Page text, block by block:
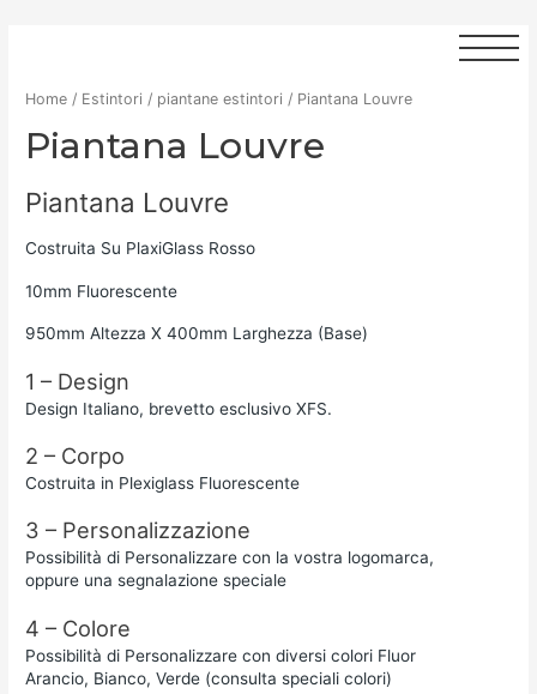
Home / Estintori / piantane estintori / Piantana Louvre
Piantana Louvre
Piantana Louvre
Costruita Su PlaxiGlass Rosso
10mm Fluorescente
950mm Altezza X 400mm Larghezza (Base)
1 – Design
Design Italiano, brevetto esclusivo XFS.
2 – Corpo
Costruita in Plexiglass Fluorescente
3 – Personalizzazione
Possibilità di Personalizzare con la vostra logomarca,
oppure una segnalazione speciale
4 – Colore
Possibilità di Personalizzare con diversi colori Fluor
Arancio, Bianco, Verde (consulta speciali colori)